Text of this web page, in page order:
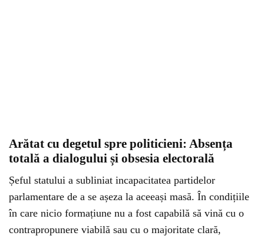
Arătat cu degetul spre politicieni: Absența
totală a dialogului și obsesia electorală
Șeful statului a subliniat incapacitatea partidelor
parlamentare de a se așeza la aceeași masă. În condițiile
în care nicio formațiune nu a fost capabilă să vină cu o
contrapropunere viabilă sau cu o majoritate clară,